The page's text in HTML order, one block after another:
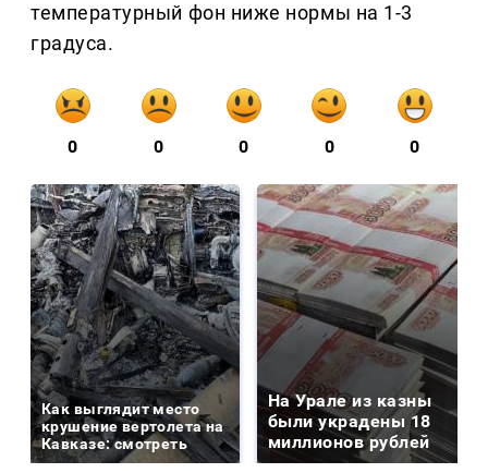
температурный фон ниже нормы на 1-3
градуса.
0 0 0 0 0
Как выглядит место
крушение вертолета на
Кавказе: смотреть
На Урале из казны
были украдены 18
миллионов рублей